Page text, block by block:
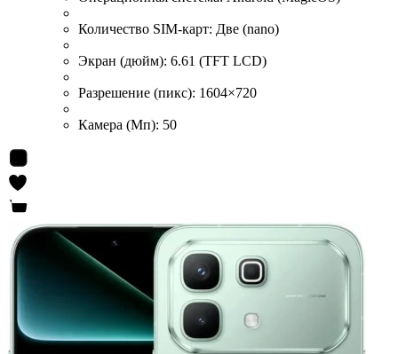
Количество SIM-карт: Две (nano)
Экран (дюйм): 6.61 (TFT LCD)
Разрешение (пикс): 1604×720
Камера (Мп): 50